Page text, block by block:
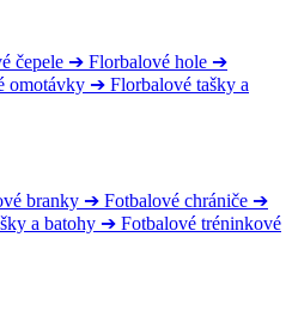
čepele ➔ Florbalové hole ➔
omotávky ➔ Florbalové tašky a
branky ➔ Fotbalové chrániče ➔
a batohy ➔ Fotbalové tréninkové